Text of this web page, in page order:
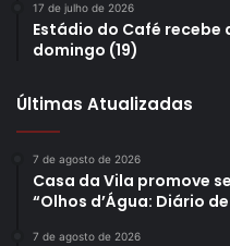
17 de julho de 2026
Estádio do Café recebe
domingo (19)
Últimas Atualizadas
7 de agosto de 2026
Casa da Vila promove
“Olhos d’Água: Diário
7 de agosto de 2026